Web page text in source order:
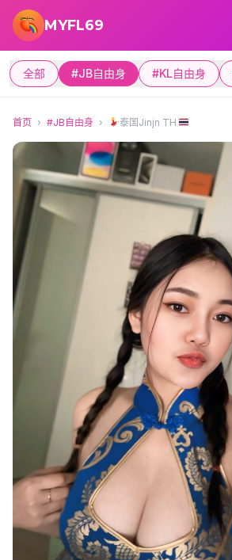
跳转到主要内容
MYFL69
全部 #JB自由身 #KL自由身
首页 › #JB自由身 › 泰国Jinjn TH